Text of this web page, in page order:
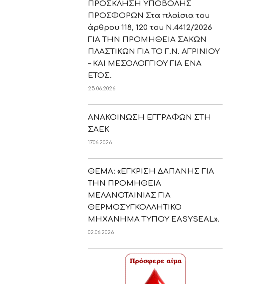
ΠΡΟΣΚΛΗΣΗ ΥΠΟΒΟΛΗΣ
ΠΡΟΣΦΟΡΩΝ Στα πλαίσια του
άρθρου 118, 120 του Ν.4412/2026
ΓΙΑ ΤΗΝ ΠΡΟΜΗΘΕΙΑ ΣΑΚΩΝ
ΠΛΑΣΤΙΚΩΝ ΓΙΑ ΤΟ Γ.Ν. ΑΓΡΙΝΙΟΥ
– ΚΑΙ ΜΕΣΟΛΟΓΓΙΟΥ ΓΙΑ ΕΝΑ
ΕΤΟΣ.
25.06.2026
ΑΝΑΚΟΙΝΩΣΗ ΕΓΓΡΑΦΩΝ ΣΤΗ
ΣΑΕΚ
17.06.2026
ΘΕΜΑ: «ΕΓΚΡΙΣΗ ΔΑΠΑΝΗΣ ΓΙΑ
ΤΗΝ ΠΡΟΜΗΘΕΙΑ
ΜΕΛΑΝΟΤΑΙΝΙΑΣ ΓΙΑ
ΘΕΡΜΟΣΥΓΚΟΛΛΗΤΙΚΟ
ΜΗΧΑΝΗΜΑ ΤΥΠΟΥ EASYSEAL».
02.06.2026